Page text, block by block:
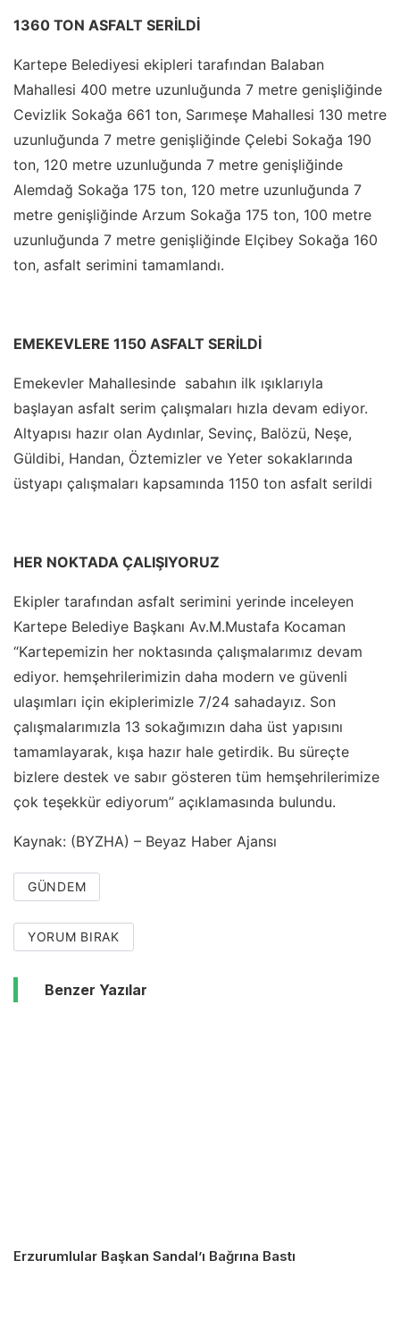
1360 TON ASFALT SERİLDİ
Kartepe Belediyesi ekipleri tarafından Balaban
Mahallesi 400 metre uzunluğunda 7 metre genişliğinde
Cevizlik Sokağa 661 ton, Sarımeşe Mahallesi 130 metre
uzunluğunda 7 metre genişliğinde Çelebi Sokağa 190
ton, 120 metre uzunluğunda 7 metre genişliğinde
Alemdağ Sokağa 175 ton, 120 metre uzunluğunda 7
metre genişliğinde Arzum Sokağa 175 ton, 100 metre
uzunluğunda 7 metre genişliğinde Elçibey Sokağa 160
ton, asfalt serimini tamamlandı.
EMEKEVLERE 1150 ASFALT SERİLDİ
Emekevler Mahallesinde sabahın ilk ışıklarıyla
başlayan asfalt serim çalışmaları hızla devam ediyor.
Altyapısı hazır olan Aydınlar, Sevinç, Balözü, Neşe,
Güldibi, Handan, Öztemizler ve Yeter sokaklarında
üstyapı çalışmaları kapsamında 1150 ton asfalt serildi
HER NOKTADA ÇALIŞIYORUZ
Ekipler tarafından asfalt serimini yerinde inceleyen
Kartepe Belediye Başkanı Av.M.Mustafa Kocaman
“Kartepemizin her noktasında çalışmalarımız devam
ediyor. hemşehrilerimizin daha modern ve güvenli
ulaşımları için ekiplerimizle 7/24 sahadayız. Son
çalışmalarımızla 13 sokağımızın daha üst yapısını
tamamlayarak, kışa hazır hale getirdik. Bu süreçte
bizlere destek ve sabır gösteren tüm hemşehrilerimize
çok teşekkür ediyorum” açıklamasında bulundu.
Kaynak: (BYZHA) – Beyaz Haber Ajansı
GÜNDEM
YORUM BIRAK
Benzer Yazılar
Erzurumlular Başkan Sandal’ı Bağrına Bastı